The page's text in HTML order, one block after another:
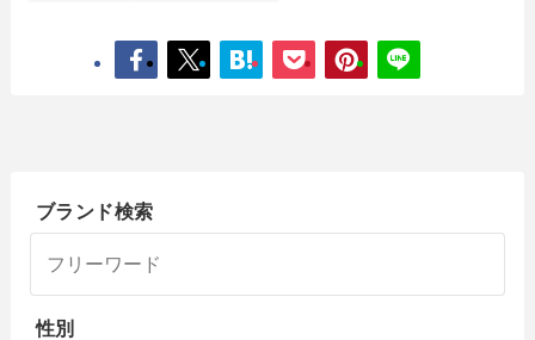
ブランド検索
性別